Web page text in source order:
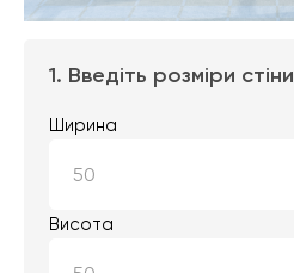
1. Введіть розміри стіни
Ширина
Висота